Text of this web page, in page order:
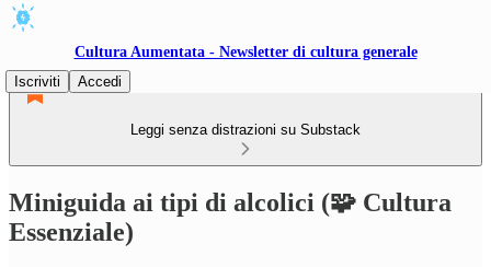
Cultura Aumentata - Newsletter di cultura generale
Iscriviti
Accedi
Leggi senza distrazioni su Substack
Miniguida ai tipi di alcolici (🧩 Cultura
Essenziale)